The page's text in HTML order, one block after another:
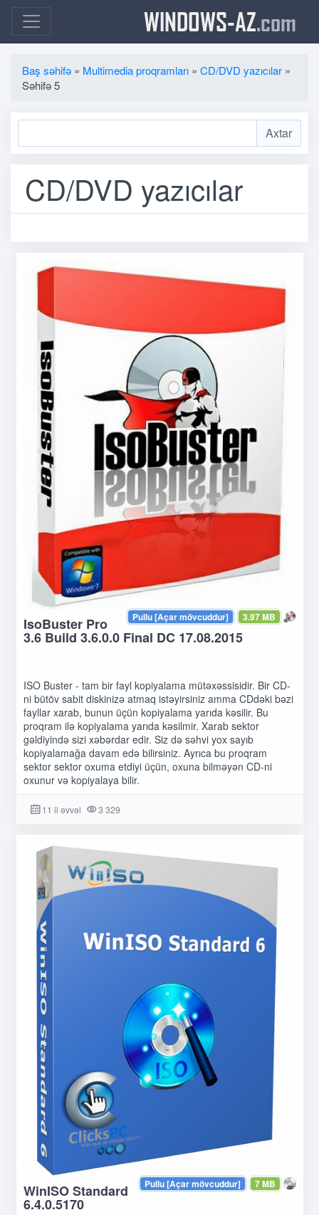
WINDOWS-AZ.com
Baş səhifə » Multimedia proqramları » CD/DVD yazıcılar »
Səhifə 5
CD/DVD yazıcılar
3.97 MB
Pullu [Açar mövcuddur]
IsoBuster Pro
3.6 Build 3.6.0.0 Final DC 17.08.2015
ISO Buster - tam bir fayl kopiyalama mütəxəssisidir. Bir CD-
ni bütöv sabit diskinizə atmaq istəyirsiniz amma CDdəki bəzi
fayllar xarab, bunun üçün kopiyalama yarıda kəsilir. Bu
proqram ilə kopiyalama yarıda kəsilmir. Xarab sektor
gəldiyində sizi xəbərdar edir. Siz də səhvi yox sayıb
kopiyalamağa davam edə bilirsiniz. Ayrıca bu proqram
sektor sektor oxuma etdiyi üçün, oxuna bilməyən CD-ni
oxunur və kopiyalaya bilir.
11 il əvvəl 3 329
7 MB
Pullu [Açar mövcuddur]
WinISO Standard
6.4.0.5170